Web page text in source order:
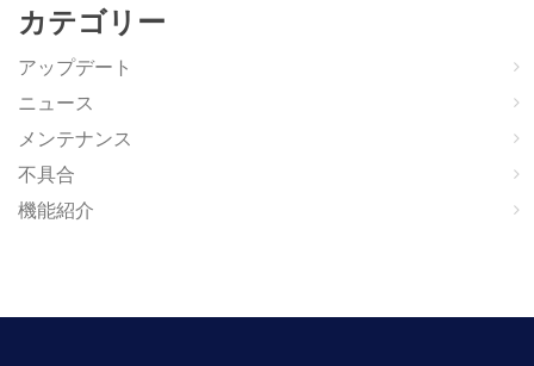
カテゴリー
アップデート
ニュース
メンテナンス
不具合
機能紹介